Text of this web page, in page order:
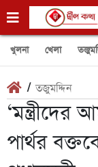
খুলনা খেলা
/তজুমদ্দিন
‘মন্ত্রীদের
পার্থর